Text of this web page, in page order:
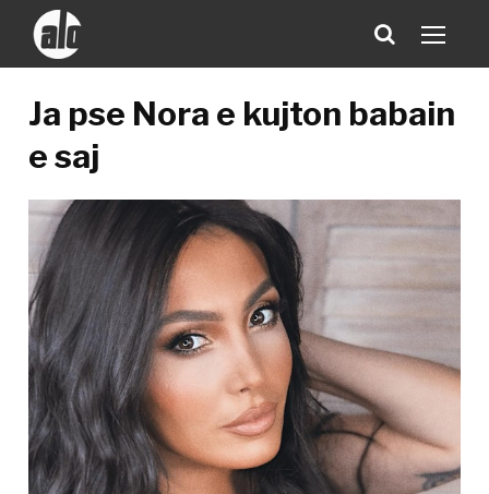
Ja pse Nora e kujton babain
e saj